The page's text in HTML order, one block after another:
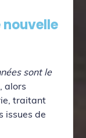
nouvelle
sont le
alors
traitant
issues de